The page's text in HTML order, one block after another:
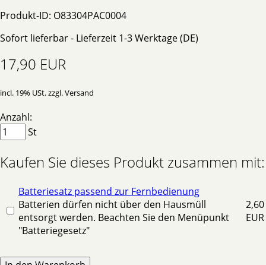
Produkt-ID: O83304PAC0004
Sofort lieferbar - Lieferzeit 1-3 Werktage (DE)
17,90 EUR
incl. 19% USt. zzgl. Versand
Anzahl:
St
Kaufen Sie dieses Produkt zusammen mit:
Batteriesatz passend zur Fernbedienung
Batterien dürfen nicht über den Hausmüll
entsorgt werden. Beachten Sie den Menüpunkt
"Batteriegesetz"
2,60
EUR